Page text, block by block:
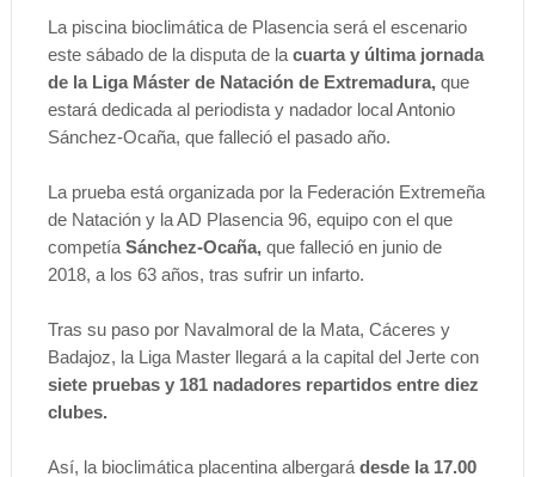
La piscina bioclimática de Plasencia será el escenario
este sábado de la disputa de lacuarta y última jornada
de la Liga Máster de Natación de Extremadura,que
estará dedicada al periodista y nadador local Antonio
Sánchez-Ocaña, que falleció el pasado año.
La prueba está organizada por la Federación Extremeña
de Natación y la AD Plasencia 96, equipo con el que
competíaSánchez-Ocaña,que falleció en junio de
2018, a los 63 años, tras sufrir un infarto.
Tras su paso por Navalmoral de la Mata, Cáceres y
Badajoz, la Liga Master llegará a la capital del Jerte con
siete pruebas y 181 nadadores repartidos entre diez
clubes.
Así, la bioclimática placentina albergarádesde la 17.00